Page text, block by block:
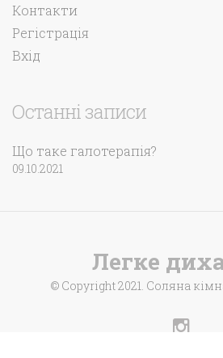
Контакти
Регістрація
Вхід
Останні записи
Що таке галотерапія?
09.10.2021
Легке
© Copyright 2021. Соляна